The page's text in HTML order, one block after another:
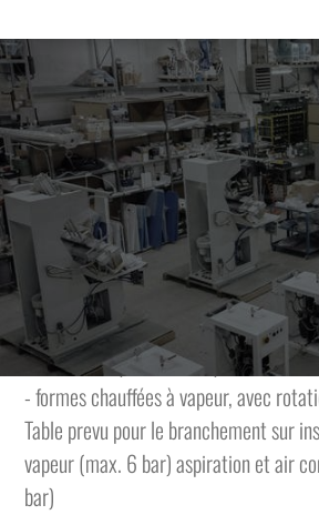
356.00-2106
OUVERTURE COUTURE JAMBES PANTALON
Table tournante pour ouverture des
formes basculantes. Les formes
l'ouverture des coutures intérieures et
seul positionnement.
Caracteristiques technicques:
- formes chauffées à vapeur, avec
Table prevu pour le branchement sur
vapeur (max. 6 bar) aspiration et air
bar)